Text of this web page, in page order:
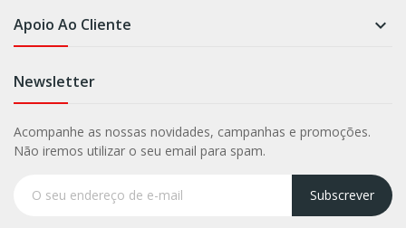
Apoio Ao Cliente 
Newsletter
Acompanhe as nossas novidades, campanhas e promoções.
Não iremos utilizar o seu email para spam.
Subscrever